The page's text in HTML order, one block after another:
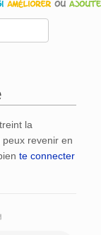
la
revenir en
te connecter